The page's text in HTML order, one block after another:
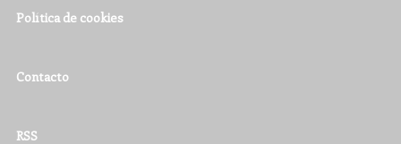
Política de cookies
Contacto
RSS